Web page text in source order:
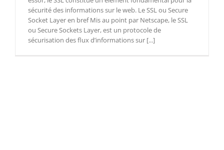
sécurité des informations sur le web. Le SSL ou Secure
Socket Layer en bref Mis au point par Netscape, le SSL
ou Secure Sockets Layer, est un protocole de
sécurisation des flux d’informations sur [...]